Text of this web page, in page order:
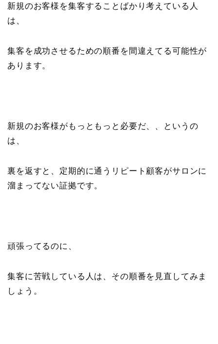
新規のお客様を集客することばかり考えている人
は、
集客を成功させるための順番を間違えてる可能性が
あります。
新規のお客様がもっともっと必要だ、、というの
は、
裏を返すと、定期的に通うリピート顧客がサロンに
溜まってない証拠です。
頑張ってるのに、
集客に苦戦している人は、その順番を見直してみま
しょう。